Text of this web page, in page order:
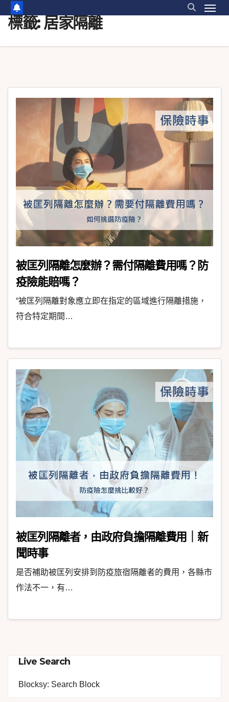
標籤:居家隔離
被匡列隔離怎麼辦？需付隔離費用嗎？防
疫險能賠嗎？
“被匡列隔離對象應立即在指定的區域進行隔離措施，
符合特定期間…
被匡列隔離者，由政府負擔隔離費用｜新
聞時事
是否補助被匡列安排到防疫旅宿隔離者的費用，各縣市
作法不一，有…
Live Search
Blocksy: Search Block